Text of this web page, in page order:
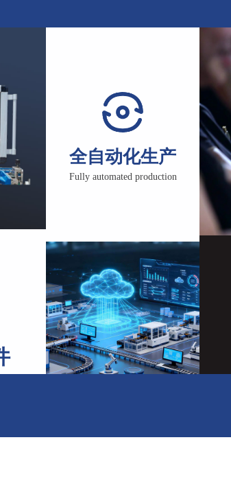
障整机装配精度与运行稳定性，可
质管材。
牌配件
Branded accessories
变频电机、品牌减速机等优质配件，搭配成熟装配
日常维护频次，保障设备长期稳定运行。
全自动化生产
Fully automated production
全自动化
Fully automated
生产线实现从进料成型到焊接切
手，可有效提升单位产能，优化